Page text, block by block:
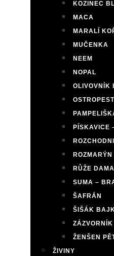
KOZINEC
MACA
MARALÍ
MUČENKA
NEEM
NOPAL
OLIVOVNÍK
PÍSKAVICE
RŮŽE
SUMA –
ŠAFRÁN
ŠIŠÁK
ŽENŠEN
ŽIVINY